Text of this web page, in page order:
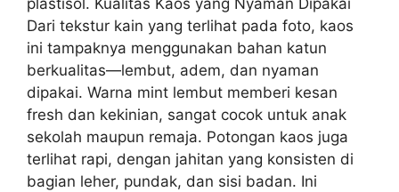
plastisol. Kualitas Kaos yang Nyaman Dipakai
Dari tekstur kain yang terlihat pada foto, kaos
ini tampaknya menggunakan bahan katun
berkualitas—lembut, adem, dan nyaman
dipakai. Warna mint lembut memberi kesan
fresh dan kekinian, sangat cocok untuk anak
sekolah maupun remaja. Potongan kaos juga
terlihat rapi, dengan jahitan yang konsisten di
bagian leher, pundak, dan sisi badan. Ini